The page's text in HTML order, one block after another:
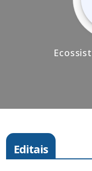
Editais